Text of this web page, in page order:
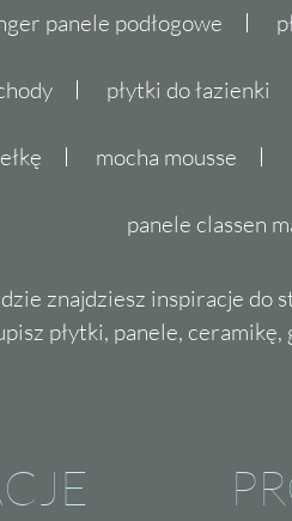
panele podłogowe
płytki do łazienki
mocha mousse
panele classen
znajdziesz inspiracje do
płytki, panele,